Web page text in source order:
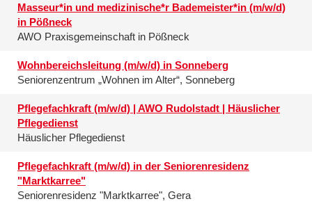
Masseur*in und medizinische*r Bademeister*in (m/w/d)
in Pößneck
AWO Praxisgemeinschaft in Pößneck
Wohnbereichsleitung (m/w/d) in Sonneberg
Seniorenzentrum „Wohnen im Alter“, Sonneberg
Pflegefachkraft (m/w/d) | AWO Rudolstadt | Häuslicher
Pflegedienst
Häuslicher Pflegedienst
Pflegefachkraft (m/w/d) in der Seniorenresidenz
"Marktkarree"
Seniorenresidenz "Marktkarree", Gera